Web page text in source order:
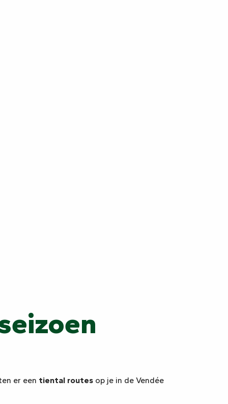
er een tiental routes op je in de Vendée